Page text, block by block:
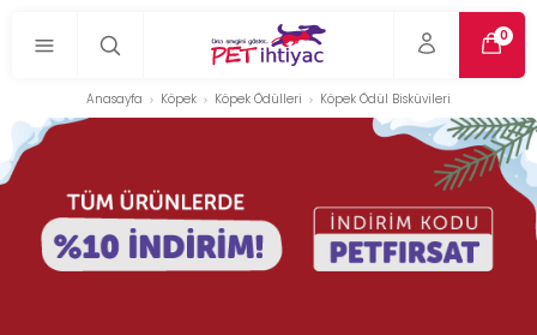
0
Anasayfa Köpek Köpek Ödülleri Köpek Ödül Bisküvileri